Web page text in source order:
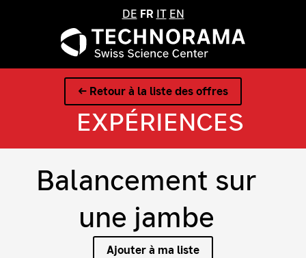
DE FR IT EN
← Retour à la liste des offres
EXPÉRIENCES
Balancement sur
une jambe
Ajouter à ma liste